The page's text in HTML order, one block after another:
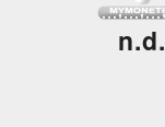
n.d.